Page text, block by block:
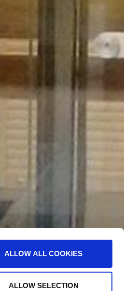
ALLOW ALL COOKIES
ALLOW SELECTION